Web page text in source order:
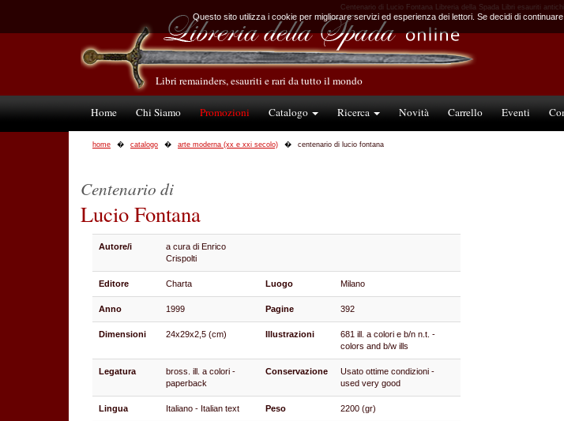
Centenario di Lucio Fontana Libreria della Spada Libri esauriti
Libri remainders, esauriti e rari da tutto il mondo
Home Chi Siamo Promozioni Catalogo Ricerca Novità Carrello Eventi
home catalogo arte moderna (xx e xxi secolo) centenario di lucio fontana
Centenario di
Lucio Fontana
Autore/i
a cura di Enrico
Crispolti
Editore Charta Luogo Milano
Anno 1999 Pagine 392
Dimensioni 24x29x2,5 (cm) Illustrazioni
681 ill. a colori e b/n n.t. -
colors and b/w ills
Legatura
bross. ill. a colori -
paperback
Conservazione
Usato ottime condizioni -
used very good
Lingua Italiano - Italian text Peso 2200 (gr)
Questo sito utilizza i cookie per migliorare servizi ed esperienza dei lettori. Se decidi di